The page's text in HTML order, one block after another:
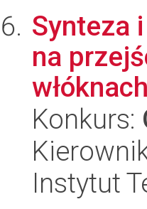
Synteza
na
Konkurs:
Instytut